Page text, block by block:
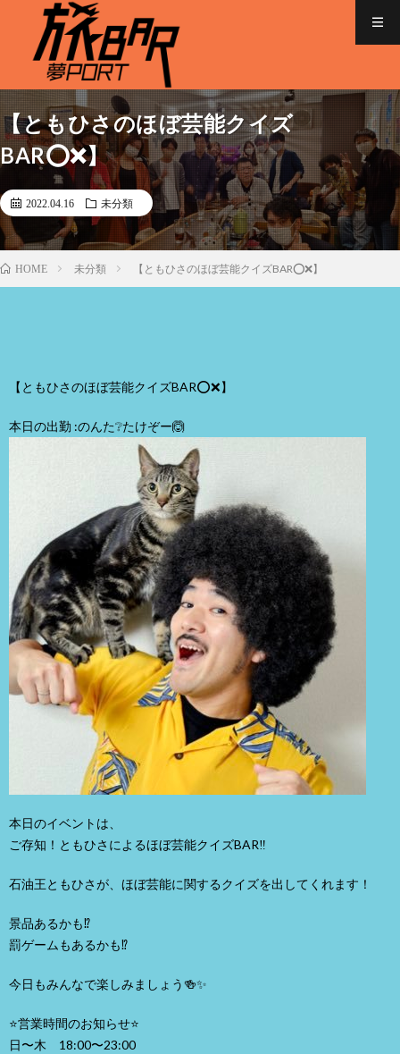
【ともひさのほぼ芸能クイズ
BAR⭕❌】
2022.04.16 未分類
HOME 未分類 【ともひさのほぼ芸能クイズBAR⭕❌】
【ともひさのほぼ芸能クイズBAR⭕❌】
本日の出勤 :のんた❔たけぞー🙆
本日のイベントは、
ご存知！ともひさによるほぼ芸能クイズBAR‼️
石油王ともひさが、ほぼ芸能に関するクイズを出してくれます！
景品あるかも⁉️
罰ゲームもあるかも⁉️
今日もみんなで楽しみましょう🍻✨
⭐️営業時間のお知らせ⭐️
日〜木 18:00〜23:00